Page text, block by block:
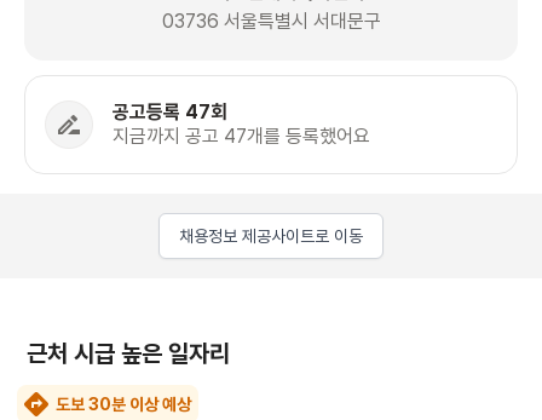
03736 서울특별시 서대문구
공고등록 47회
지금까지 공고 47개를 등록했어요
채용정보 제공사이트로 이동
근처 시급 높은 일자리
도보 30분 이상 예상